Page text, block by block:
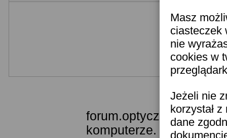
Masz
ciasteczek
nie
cookies w
Jeżeli nie
korzystał
dane
forum.optyczne.pl
komputerze.